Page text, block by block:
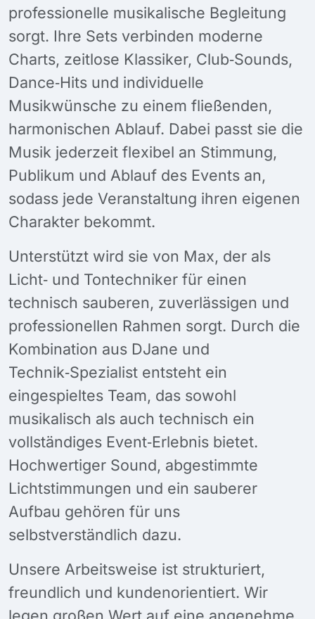
professionelle musikalische Begleitung
sorgt. Ihre Sets verbinden moderne
Charts, zeitlose Klassiker, Club‑Sounds,
Dance‑Hits und individuelle
Musikwünsche zu einem fließenden,
harmonischen Ablauf. Dabei passt sie die
Musik jederzeit flexibel an Stimmung,
Publikum und Ablauf des Events an,
sodass jede Veranstaltung ihren eigenen
Charakter bekommt.
Unterstützt wird sie von Max, der als
Licht‑ und Tontechniker für einen
technisch sauberen, zuverlässigen und
professionellen Rahmen sorgt. Durch die
Kombination aus DJane und
Technik‑Spezialist entsteht ein
eingespieltes Team, das sowohl
musikalisch als auch technisch ein
vollständiges Event‑Erlebnis bietet.
Hochwertiger Sound, abgestimmte
Lichtstimmungen und ein sauberer
Aufbau gehören für uns
selbstverständlich dazu.
Unsere Arbeitsweise ist strukturiert,
freundlich und kundenorientiert. Wir